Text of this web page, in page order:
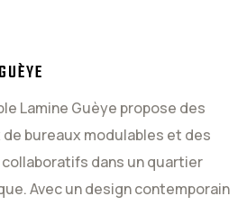
Lamine Guèye propose des
bureaux modulables et des
dans un quartier
Avec un design contemporain